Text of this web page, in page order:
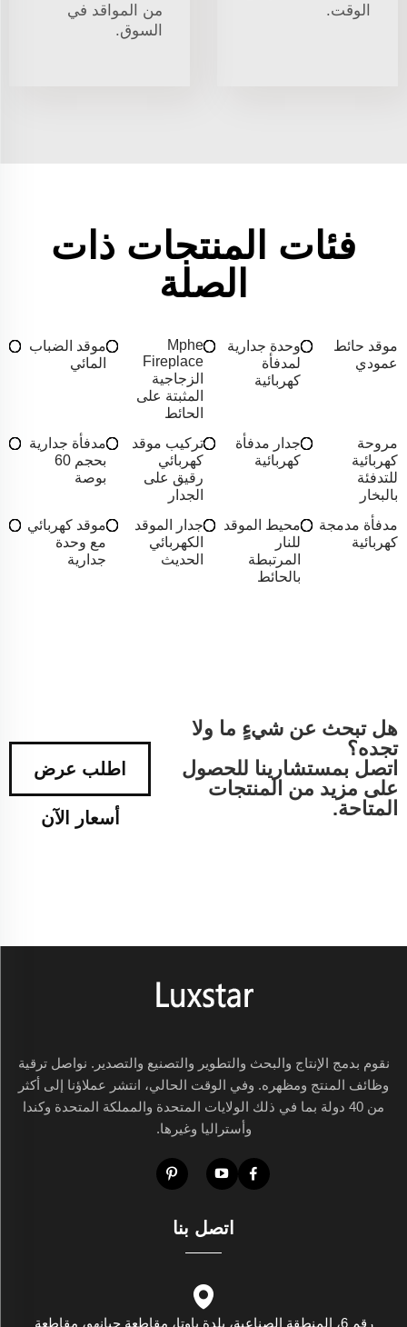
الوقت.
من المواقد في
السوق.
فئات المنتجات ذات
الصلة
موقد حائط
عمودي
وحدة جدارية
لمدفأة
كهربائية
Mphe
Fireplace
الزجاجية
المثبتة على
الحائط
موقد الضباب
المائي
مروحة
كهربائية
للتدفئة
بالبخار
جدار مدفأة
كهربائية
تركيب موقد
كهربائي
رقيق على
الجدار
مدفأة جدارية
بحجم 60
بوصة
مدفأة مدمجة
كهربائية
محيط الموقد
للنار
المرتبطة
بالحائط
جدار الموقد
الكهربائي
الحديث
موقد كهربائي
مع وحدة
جدارية
هل تبحث عن شيءٍ ما ولا
تجده؟
اتصل بمستشارينا للحصول
على مزيد من المنتجات
المتاحة.
اطلب عرض
أسعار الآن
نقوم بدمج الإنتاج والبحث والتطوير والتصنيع والتصدير. نواصل ترقية
وظائف المنتج ومظهره. وفي الوقت الحالي، انتشر عملاؤنا إلى أكثر
من 40 دولة بما في ذلك الولايات المتحدة والمملكة المتحدة وكندا
وأستراليا وغيرها.
اتصل بنا
رقم 6، المنطقة الصناعية، بلدة باوتا، مقاطعة جيانهو، مقاطعة